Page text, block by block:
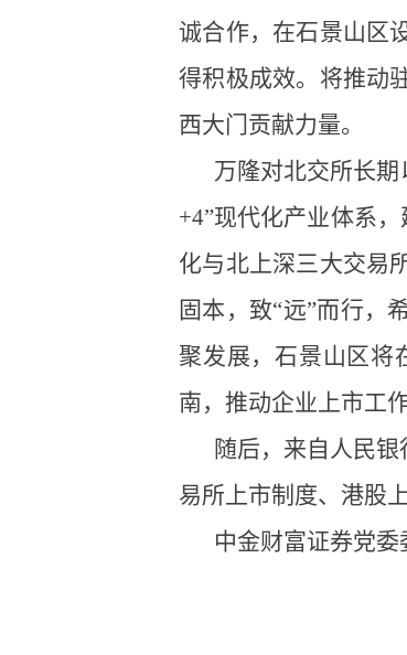
诚合作，在石景山区
得积极成效。将推动
西大门贡献力量。
万隆对北交所长
+4”现代化产业体系
化与北上深三大交易
固本，致“远”而行，
聚发展，石景山区将
南，推动企业上市工
随后，来自人民
易所上市制度、港股
中金财富证券党